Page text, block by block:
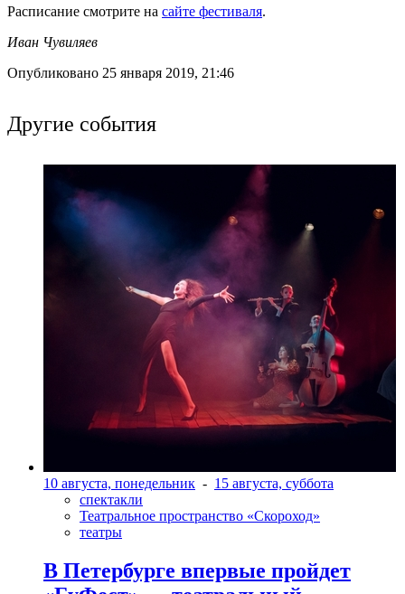
Расписание смотрите на сайте фестиваля.
Иван Чувиляев
Опубликовано 25 января 2019, 21:46
Другие события
10 августа, понедельник - 15 августа, суббота
спектакли
Театральное пространство «Скороход»
театры
В Петербурге впервые пройдет